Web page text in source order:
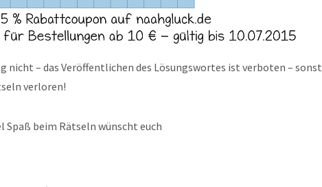
nicht – das Veröffentlichen des Lösungswortes ist verboten – sonst
verloren!
Spaß beim Rätseln wünscht euch